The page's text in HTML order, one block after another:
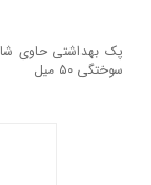
سوختگی ۵۰ میل